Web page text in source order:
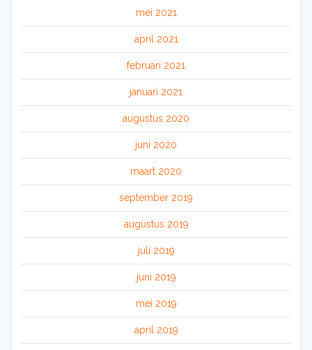
mei 2021
april 2021
februari 2021
januari 2021
augustus 2020
juni 2020
maart 2020
september 2019
augustus 2019
juli 2019
juni 2019
mei 2019
april 2019